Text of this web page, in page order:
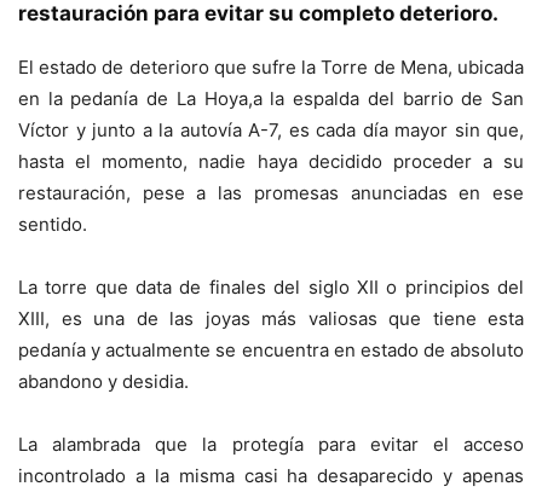
restauración para evitar su completo deterioro.
El estado de deterioro que sufre la Torre de Mena, ubicada
en la pedanía de La Hoya,a la espalda del barrio de San
Víctor y junto a la autovía A-7, es cada día mayor sin que,
hasta el momento, nadie haya decidido proceder a su
restauración, pese a las promesas anunciadas en ese
sentido.
La torre que data de finales del siglo XII o principios del
XIII, es una de las joyas más valiosas que tiene esta
pedanía y actualmente se encuentra en estado de absoluto
abandono y desidia.
La alambrada que la protegía para evitar el acceso
incontrolado a la misma casi ha desaparecido y apenas